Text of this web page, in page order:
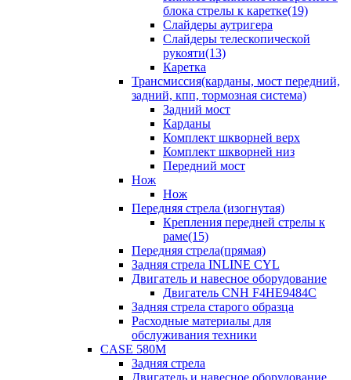
блока стрелы к каретке(19)
Слайдеры аутригера
Слайдеры телескопической
рукояти(13)
Каретка
Трансмиссия(карданы, мост передний,
задний, кпп, тормозная система)
Задний мост
Карданы
Комплект шкворней верх
Комплект шкворней низ
Передний мост
Нож
Нож
Передняя стрела (изогнутая)
Крепления передней стрелы к
раме(15)
Передняя стрела(прямая)
Задняя стрела INLINE CYL
Двигатель и навесное оборудование
Двигатель CNH F4HE9484C
Задняя стрела старого образца
Расходные материалы для
обслуживания техники
CASE 580M
Задняя стрела
Двигатель и навесное оборудование